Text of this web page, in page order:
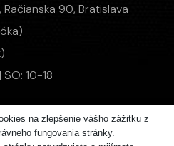
Račianska 90, Bratislava
SO: 10-18
na zlepšenie vášho zážitku z
fungovania stránky.